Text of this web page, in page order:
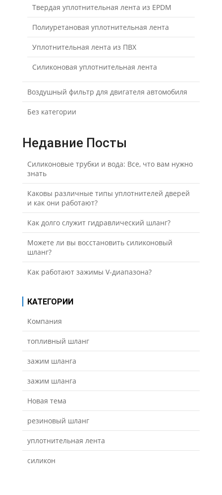
Твердая уплотнительная лента из EPDM
Полиуретановая уплотнительная лента
Уплотнительная лента из ПВХ
Силиконовая уплотнительная лента
Воздушный фильтр для двигателя автомобиля
Без категории
Недавние Посты
Силиконовые трубки и вода: Все, что вам нужно
знать
Каковы различные типы уплотнителей дверей
и как они работают?
Как долго служит гидравлический шланг?
Можете ли вы восстановить силиконовый
шланг?
Как работают зажимы V-диапазона?
КАТЕГОРИИ
Компания
топливный шланг
зажим шланга
зажим шланга
Новая тема
резиновый шланг
уплотнительная лента
силикон